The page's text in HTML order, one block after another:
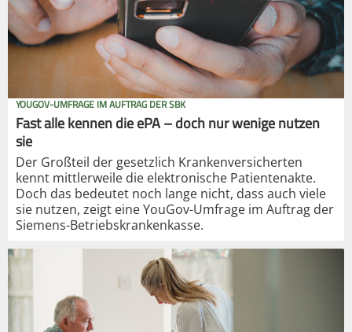
YOUGOV-UMFRAGE IM AUFTRAG DER SBK
Fast alle kennen die ePA – doch nur wenige nutzen
sie
Der Großteil der gesetzlich Krankenversicherten
kennt mittlerweile die elektronische Patientenakte.
Doch das bedeutet noch lange nicht, dass auch viele
sie nutzen, zeigt eine YouGov-Umfrage im Auftrag der
Siemens-Betriebskrankenkasse.